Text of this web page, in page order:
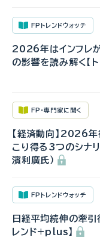
FPトレンドウォッチ
2026年はインフレ
の影響を読み解く【
FP・専門家に聞く
【経済動向】2026
こり得る3つのシナ
濱利廣氏）
FPトレンドウォッチ
日経平均続伸の牽引
レンド+plus】